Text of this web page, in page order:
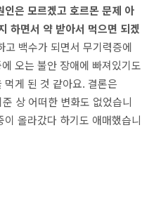
인은 모르겠고 호르몬 문제 아
하면서 약 받아서 먹으면 되겠
고 백수가 되면서 무기력증에
오는 불안 장애에 빠져있기도
게 된 것 같아요. 결론은
상 어떠한 변화도 없었습니
올라갔다 하기도 애매했습니